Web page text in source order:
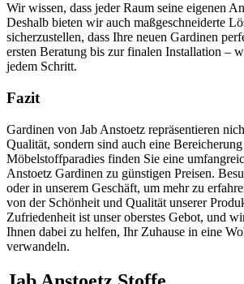
Wir wissen, dass jeder Raum seine eigenen
Deshalb bieten wir auch maßgeschneiderte
sicherzustellen, dass Ihre neuen Gardinen
ersten Beratung bis zur finalen Installation –
jedem Schritt.
Fazit
Gardinen von Jab Anstoetz repräsentieren
Qualität, sondern sind auch eine
Möbelstoffparadies finden Sie eine
Anstoetz Gardinen zu günstigen Preisen.
oder in unserem Geschäft, um mehr zu
von der Schönheit und Qualität unserer
Zufriedenheit ist unser oberstes Gebot, und
Ihnen dabei zu helfen, Ihr Zuhause in eine
verwandeln.